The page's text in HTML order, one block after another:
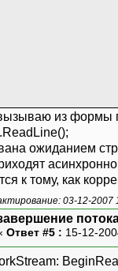
}
{
из формы
ожиданием
к тому, как
03-12-2007
Ответ #5 : 15-12-